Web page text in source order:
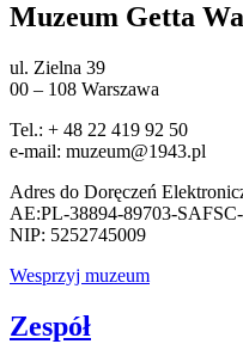
Muzeum Getta
ul. Zielna 39
00 – 108 Warszawa
Tel.: + 48 22 419 92 50
e-mail: muzeum@1943.pl
Adres do Doręczeń
AE:PL-38894-89703-
NIP: 5252745009
Wesprzyj muzeum
Zespół